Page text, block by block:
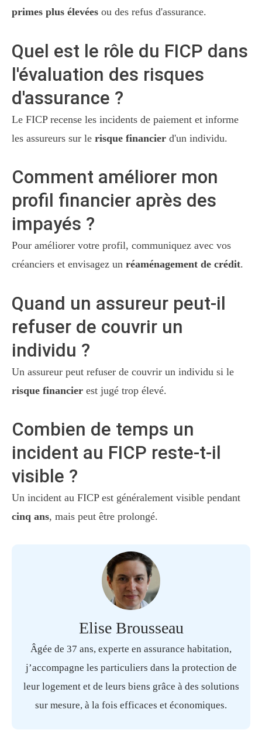
primes plus élevées ou des refus d'assurance.
Quel est le rôle du FICP dans
l'évaluation des risques
d'assurance ?
Le FICP recense les incidents de paiement et informe
les assureurs sur le risque financier d'un individu.
Comment améliorer mon
profil financier après des
impayés ?
Pour améliorer votre profil, communiquez avec vos
créanciers et envisagez un réaménagement de crédit.
Quand un assureur peut-il
refuser de couvrir un
individu ?
Un assureur peut refuser de couvrir un individu si le
risque financier est jugé trop élevé.
Combien de temps un
incident au FICP reste-t-il
visible ?
Un incident au FICP est généralement visible pendant
cinq ans, mais peut être prolongé.
Elise Brousseau
Âgée de 37 ans, experte en assurance habitation,
j’accompagne les particuliers dans la protection de
leur logement et de leurs biens grâce à des solutions
sur mesure, à la fois efficaces et économiques.